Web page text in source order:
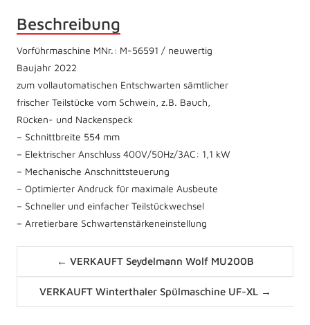
Beschreibung
Vorführmaschine MNr.: M-56591 / neuwertig
Baujahr 2022
zum vollautomatischen Entschwarten sämtlicher
frischer Teilstücke vom Schwein, z.B. Bauch,
Rücken- und Nackenspeck
– Schnittbreite 554 mm
– Elektrischer Anschluss 400V/50Hz/3AC: 1,1 kW
– Mechanische Anschnittsteuerung
– Optimierter Andruck für maximale Ausbeute
– Schneller und einfacher Teilstückwechsel
– Arretierbare Schwartenstärkeneinstellung
navigation
← VERKAUFT Seydelmann Wolf MU200B
Posts
navigation
VERKAUFT Winterthaler Spülmaschine UF-XL →